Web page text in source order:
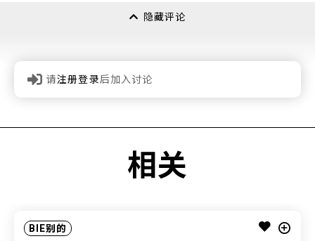
隐藏评论
请注册登录后加入讨论
相关
BIE别的